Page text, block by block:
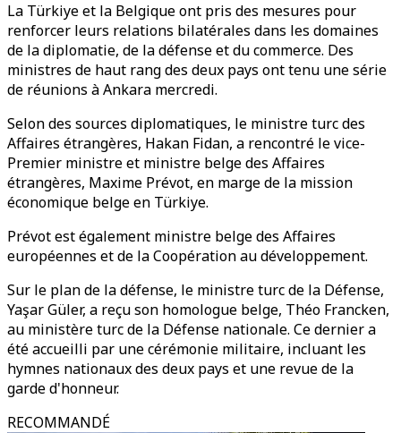
La Türkiye et la Belgique ont pris des mesures pour
renforcer leurs relations bilatérales dans les domaines
de la diplomatie, de la défense et du commerce. Des
ministres de haut rang des deux pays ont tenu une série
de réunions à Ankara mercredi.
Selon des sources diplomatiques, le ministre turc des
Affaires étrangères, Hakan Fidan, a rencontré le vice-
Premier ministre et ministre belge des Affaires
étrangères, Maxime Prévot, en marge de la mission
économique belge en Türkiye.
Prévot est également ministre belge des Affaires
européennes et de la Coopération au développement.
Sur le plan de la défense, le ministre turc de la Défense,
Yaşar Güler, a reçu son homologue belge, Théo Francken,
au ministère turc de la Défense nationale. Ce dernier a
été accueilli par une cérémonie militaire, incluant les
hymnes nationaux des deux pays et une revue de la
garde d'honneur.
RECOMMANDÉ